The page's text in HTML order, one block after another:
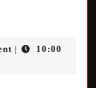
10:00